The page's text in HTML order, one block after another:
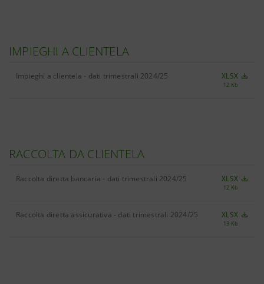
IMPIEGHI A CLIENTELA
Impieghi a clientela - dati trimestrali 2024/25 XLSX
12 Kb
RACCOLTA DA CLIENTELA
Raccolta diretta bancaria - dati trimestrali 2024/25 XLSX
12 Kb
Raccolta diretta assicurativa - dati trimestrali 2024/25 XLSX
13 Kb